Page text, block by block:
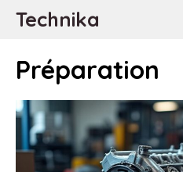
AllerTechnika
Préparation